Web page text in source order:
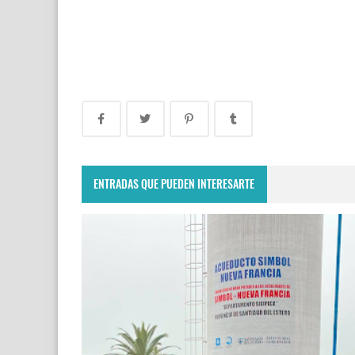
ENTRADAS QUE PUEDEN INTERESARTE